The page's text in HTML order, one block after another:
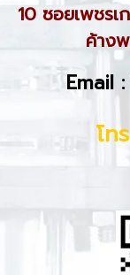
10 ซอยเพชร
ค้าง
Email
โท